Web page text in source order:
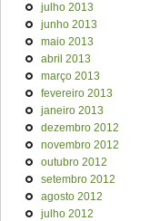
julho 2013
junho 2013
maio 2013
abril 2013
março 2013
fevereiro 2013
janeiro 2013
dezembro 2012
novembro 2012
outubro 2012
setembro 2012
agosto 2012
julho 2012